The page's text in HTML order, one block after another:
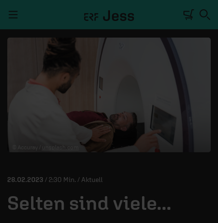
TALKWERK
REPORTAGE
MITMACHEN
ÜBER UNS
unsplash.com
28.02.2023 / 2:30 Min. / Aktuell
Selten sind viele...